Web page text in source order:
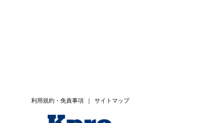
サイトマップ
利用規約・免責事項